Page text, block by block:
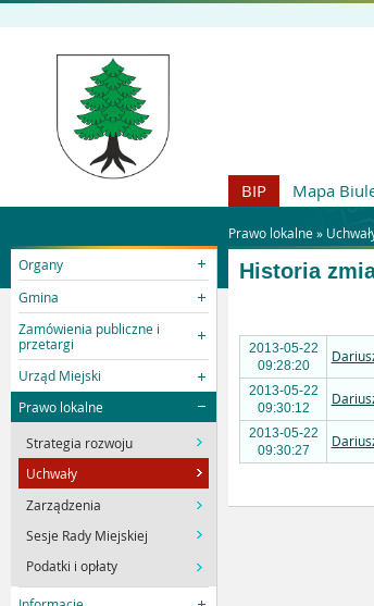
BIP Mapa
Prawo lokalne »
Organy
Gmina
Zamówienia publiczne i
przetargi
Urząd Miejski
Prawo lokalne
Strategia rozwoju
Uchwały
Zarządzenia
Sesje Rady Miejskiej
Podatki i opłaty
Historia
2013-05-22
09:28:20
2013-05-22
09:30:12
2013-05-22
09:30:27